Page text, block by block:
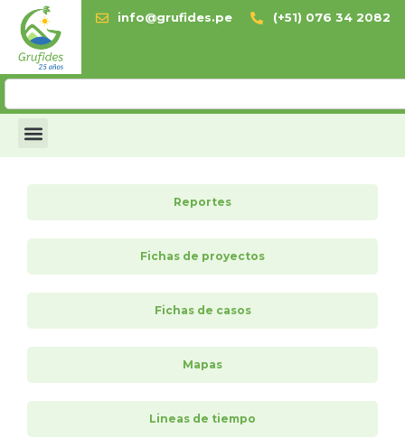
info@grufides.pe (+51) 076 34 2082
Reportes
Fichas de proyectos
Fichas de casos
Mapas
Lineas de tiempo